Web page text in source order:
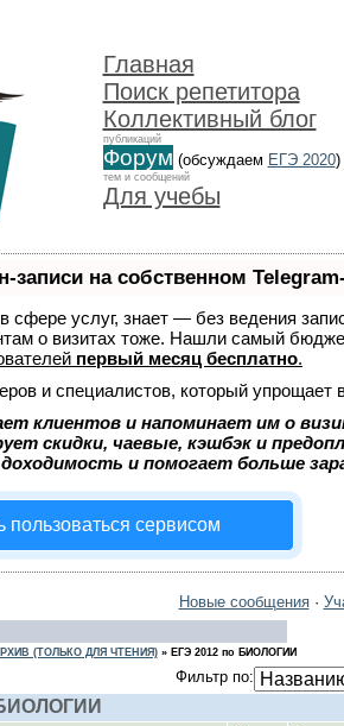
Главная
Поиск репетитора
Коллективный блог
публикаций
Форум (обсуждаем ЕГЭ 2020)
тем и сообщений
Для учебы
записи на собственном
в сфере услуг, знает — без ведения
о визитах тоже. Нашли самый
первый месяц бесплатно.
и специалистов, который упрощает
клиентов и напоминает им о
скидки, чаевые, кэшбэк и
и помогает больше
пользоваться сервисом
Новые сообщения·
(ТОЛЬКО ДЛЯ ЧТЕНИЯ)» ЕГЭ 2012 по БИОЛОГИИ
Фильтр по: